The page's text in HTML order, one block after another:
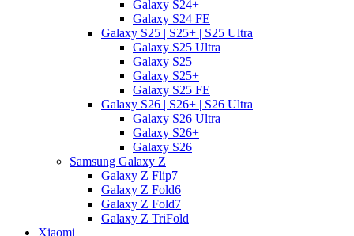
Galaxy S24+
Galaxy S24 FE
Galaxy S25 | S25+ | S25 Ultra
Galaxy S25 Ultra
Galaxy S25
Galaxy S25+
Galaxy S25 FE
Galaxy S26 | S26+ | S26 Ultra
Galaxy S26 Ultra
Galaxy S26+
Galaxy S26
Samsung Galaxy Z
Galaxy Z Flip7
Galaxy Z Fold6
Galaxy Z Fold7
Galaxy Z TriFold
Xiaomi